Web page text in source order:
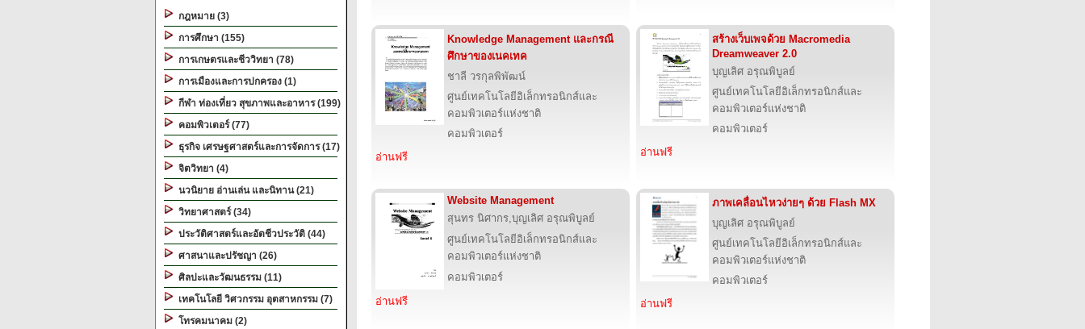
กฎหมาย (3)
การศึกษา (155)
การเกษตรและชีววิทยา (78)
การเมืองและการปกครอง (1)
กีฬา ท่องเที่ยว สุขภาพและอาหาร (199)
คอมพิวเตอร์ (77)
ธุรกิจ เศรษฐศาสตร์และการจัดการ (17)
จิตวิทยา (4)
นวนิยาย อ่านเล่น และนิทาน (21)
วิทยาศาสตร์ (34)
ประวัติศาสตร์และอัตชีวประวัติ (44)
ศาสนาและปรัชญา (26)
ศิลปะและวัฒนธรรม (11)
เทคโนโลยี วิศวกรรม อุตสาหกรรม (7)
โทรคมนาคม (2)
Knowledge Management และกรณี
ศึกษาของเนคเทค
ชาลี วรกุลพิพัฒน์
ศูนย์เทคโนโลยีอิเล็กทรอนิกส์และ
คอมพิวเตอร์แห่งชาติ
คอมพิวเตอร์
อ่านฟรี
สร้างเว็บเพจด้วย Macromedia
Dreamweaver 2.0
บุญเลิศ อรุณพิบูลย์
ศูนย์เทคโนโลยีอิเล็กทรอนิกส์และ
คอมพิวเตอร์แห่งชาติ
คอมพิวเตอร์
อ่านฟรี
Website Management
สุนทร นิศากร,บุญเลิศ อรุณพิบูลย์
ศูนย์เทคโนโลยีอิเล็กทรอนิกส์และ
คอมพิวเตอร์แห่งชาติ
คอมพิวเตอร์
อ่านฟรี
ภาพเคลื่อนไหวง่ายๆ ด้วย Flash MX
บุญเลิศ อรุณพิบูลย์
ศูนย์เทคโนโลยีอิเล็กทรอนิกส์และ
คอมพิวเตอร์แห่งชาติ
คอมพิวเตอร์
อ่านฟรี